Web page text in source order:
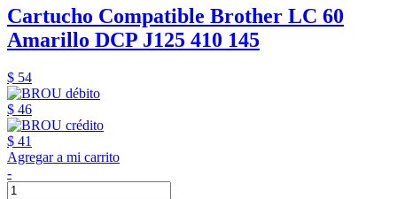
Cartucho Compatible Brother LC 60
Amarillo DCP J125 410 145
$ 54
$ 46
$ 41
Agregar a mi carrito
-